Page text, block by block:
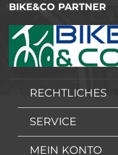
BIKE&CO PARTNER
RECHTLICHES
SERVICE
MEIN KONTO